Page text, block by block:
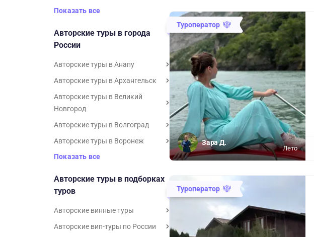
Показать все
Авторские туры в города
России
Авторские туры в Анапу
Авторские туры в Архангельск
Авторские туры в Великий
Новгород
Авторские туры в Волгоград
Авторские туры в Воронеж
Показать все
Авторские туры в подборках
туров
Авторские винные туры
Авторские вип-туры по России
Туроператор
Зара Д.
Лето
Туроператор